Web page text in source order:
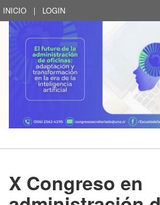
INICIO | LOGIN
X Congreso en